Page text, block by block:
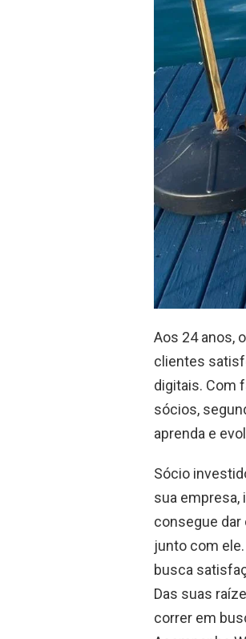
Aos 24 anos,
clientes
digitais. Com
sócios,
aprenda e
Sócio
sua empresa,
consegue dar
junto com
busca
Das suas
correr em